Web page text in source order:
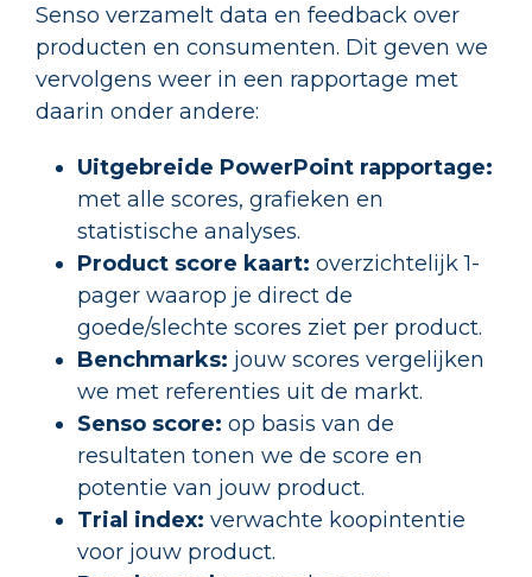
Senso verzamelt data en feedback over
producten en consumenten. Dit geven we
vervolgens weer in een rapportage met
daarin onder andere:
Uitgebreide PowerPoint rapportage:
met alle scores, grafieken en
statistische analyses.
Product score kaart: overzichtelijk 1-
pager waarop je direct de
goede/slechte scores ziet per product.
Benchmarks: jouw scores vergelijken
we met referenties uit de markt.
Senso score: op basis van de
resultaten tonen we de score en
potentie van jouw product.
Trial index: verwachte koopintentie
voor jouw product.